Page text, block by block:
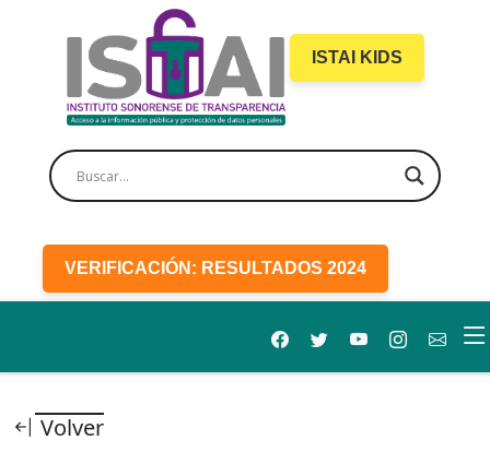
ISTAI KIDS
VERIFICACIÓN: RESULTADOS 2024
Volver